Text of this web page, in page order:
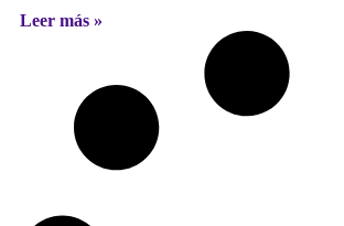
Leer más »